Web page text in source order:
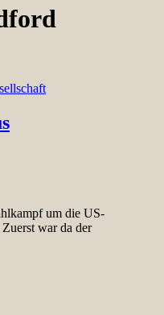
um die US-
war da der